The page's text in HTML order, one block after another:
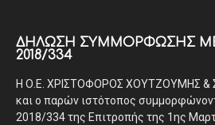
ΔΉΛΩΣΗ ΣΥΜΜΌΡΦΩΣΗΣ ΜΕ
2018/334
Η Ο.Ε. ΧΡΙΣΤΟΦΟΡΟΣ ΧΟΥΤΖΟΥΜΗΣ &
και ο παρών ιστότοπος
2018/334 της Επιτροπής της 1ης